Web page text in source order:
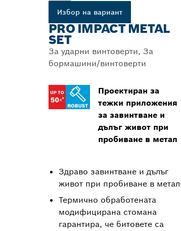
Избор на вариант
PRO IMPACT METAL
SET
За ударни винтоверти, За
бормашини/винтоверти
Проектиран за
тежки приложения
за завинтване и
дълъг живот при
пробиване в метал
Здраво завинтване и дълъг
живот при пробиване в метал
Термично обработената
модифицирана стомана
гарантира, че битовете са